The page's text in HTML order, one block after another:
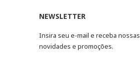
NEWSLETTER
Insira seu e-mail e receba nossas
novidades e promoções.